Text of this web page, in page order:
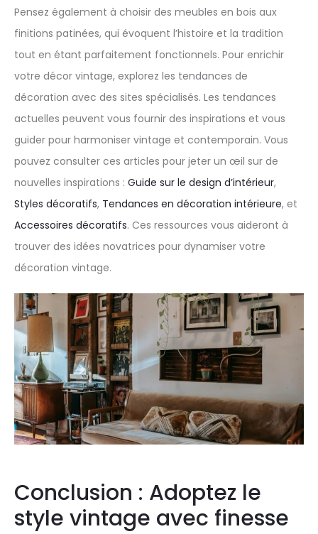
Pensez également à choisir des meubles en bois aux
finitions patinées, qui évoquent l’histoire et la tradition
tout en étant parfaitement fonctionnels. Pour enrichir
votre décor vintage, explorez les tendances de
décoration avec des sites spécialisés. Les tendances
actuelles peuvent vous fournir des inspirations et vous
guider pour harmoniser vintage et contemporain. Vous
pouvez consulter ces articles pour jeter un œil sur de
nouvelles inspirations : Guide sur le design d’intérieur,
Styles décoratifs, Tendances en décoration intérieure, et
Accessoires décoratifs. Ces ressources vous aideront à
trouver des idées novatrices pour dynamiser votre
décoration vintage.
Conclusion : Adoptez le
style vintage avec finesse